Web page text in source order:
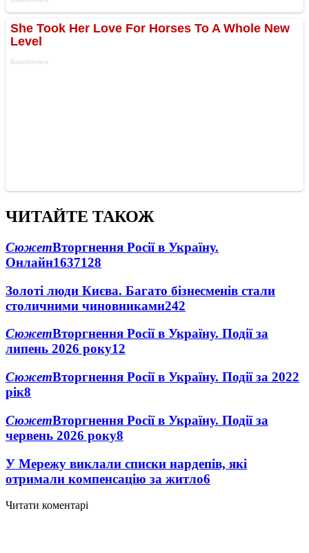
ЧИТАЙТЕ ТАКОЖ
СюжетВторгнення Росії в Україну.
Онлайн1637128
Золоті люди Києва. Багато бізнесменів стали
столичними чиновниками242
СюжетВторгнення Росії в Україну. Події за
липень 2026 року12
СюжетВторгнення Росії в Україну. Події за 2022
рік8
СюжетВторгнення Росії в Україну. Події за
червень 2026 року8
У Мережу виклали списки нардепів, які
отримали компенсацію за житло6
Читати коментарі